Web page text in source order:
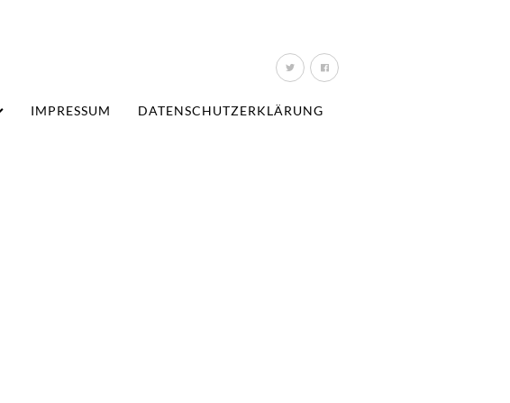
IMPRESSUM DATENSCHUTZERKLÄRUNG